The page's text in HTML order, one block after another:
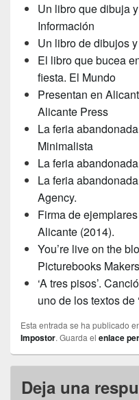
Un libro que dibuja
Información
Un libro de dibujos
El libro que bucea
fiesta. El Mundo
Presentan en
Alicante Press
La feria
Minimalista
La feria
La feria
Agency.
Firma de
Alicante (2014).
You’re live on the
Picturebooks Makers
‘A tres pisos’.
uno de los textos de
Esta entrada se ha publicado
Impostor. Guarda el enlace
Deja una